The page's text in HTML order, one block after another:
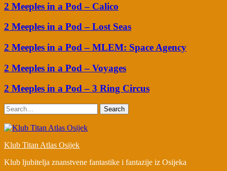
2 Meeples in a Pod – Calico
2 Meeples in a Pod – Lost Seas
2 Meeples in a Pod – MLEM: Space Agency
2 Meeples in a Pod – Voyages
2 Meeples in a Pod – 3 Ring Circus
Search
Klub Titan Atlas Osijek
Klub ljubitelja znanstvene fantastike i fantazije iz Osijeka